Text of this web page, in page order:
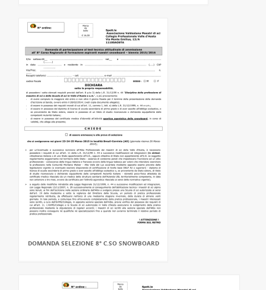
DOMANDA SELEZIONE 8° C.SO SNOWBOARD